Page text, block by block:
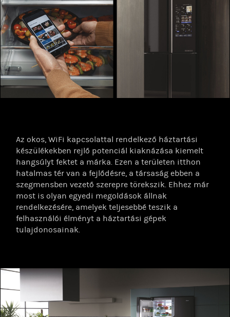
Az okos, WiFi kapcsolattal rendelkező háztartási
készülékekben rejlő potenciál kiaknázása kiemelt
hangsúlyt fektet a márka. Ezen a területen itthon
hatalmas tér van a fejlődésre, a társaság ebben a
szegmensben vezető szerepre törekszik. Ehhez már
most is olyan egyedi megoldások állnak
rendelkezésére, amelyek teljesebbé teszik a
felhasználói élményt a háztartási gépek
tulajdonosainak.